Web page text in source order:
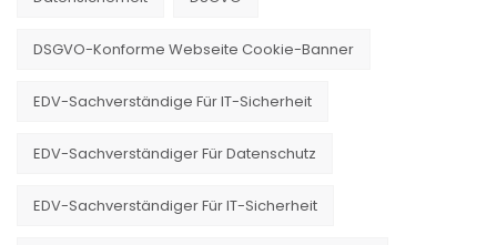
DSGVO-Konforme Webseite Cookie-Banner
EDV-Sachverständige Für IT-Sicherheit
EDV-Sachverständiger Für Datenschutz
EDV-Sachverständiger Für IT-Sicherheit